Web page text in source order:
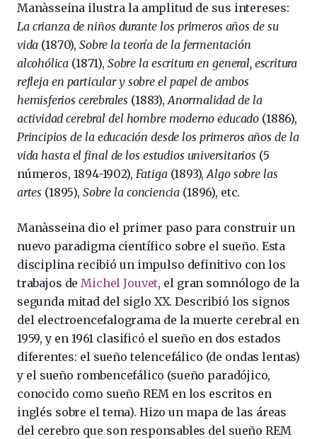
Manàsseina ilustra la amplitud de sus intereses:
La crianza de niños durante los primeros años de su
vida (1870),Sobre la teoría de la fermentación
alcohólica (1871), Sobre la escritura en general, escritura
refleja en particular y sobre el papel de ambos
hemisferios cerebrales (1883),Anormalidad de la
actividad cerebral del hombre moderno educado (1886),
Principios de la educación desde los primeros años de la
vida hasta el final de los estudios universitarios (5
números, 1894-1902), Fatiga(1893),Algo sobre las
artes (1895), Sobre la conciencia (1896), etc.
Manàsseina dio el primer paso para construir un
nuevo paradigma científico sobre el sueño. Esta
disciplina recibió un impulso definitivo con los
trabajos deMichel Jouvet, el gran somnólogo de la
segunda mitad del siglo XX. Describió los signos
del electroencefalograma de la muerte cerebral en
1959, y en 1961 clasificó el sueño en dos estados
diferentes: el sueño telencefálico (de ondas lentas)
y el sueño rombencefálico (sueño paradójico,
conocido como sueño REM en los escritos en
inglés sobre el tema). Hizo un mapa de las áreas
del cerebro que son responsables del sueño REM